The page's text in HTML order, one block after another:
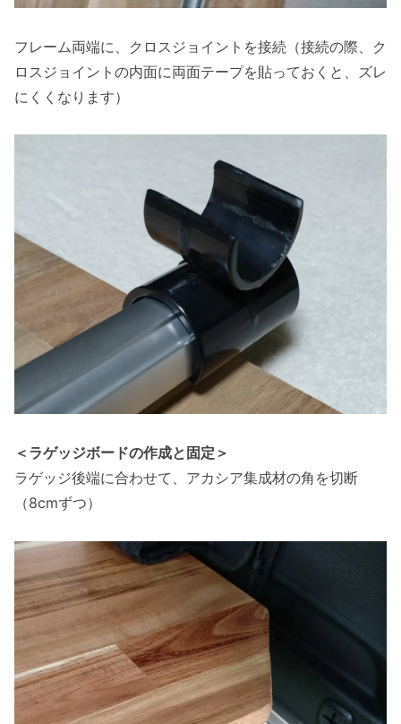
フレーム両端に、クロスジョイントを接続（接続の際、ク
ロスジョイントの内面に両面テープを貼っておくと、ズレ
にくくなります）
＜ラゲッジボードの作成と固定＞
ラゲッジ後端に合わせて、アカシア集成材の角を切断
（8cmずつ）